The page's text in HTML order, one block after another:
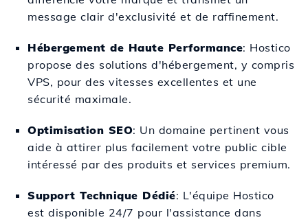
message clair d'exclusivité et de raffinement.
Hébergement de Haute Performance: Hostico
propose des solutions d'hébergement, y compris
VPS, pour des vitesses excellentes et une
sécurité maximale.
Optimisation SEO: Un domaine pertinent vous
aide à attirer plus facilement votre public cible
intéressé par des produits et services premium.
Support Technique Dédié: L'équipe Hostico
est disponible 24/7 pour l'assistance dans